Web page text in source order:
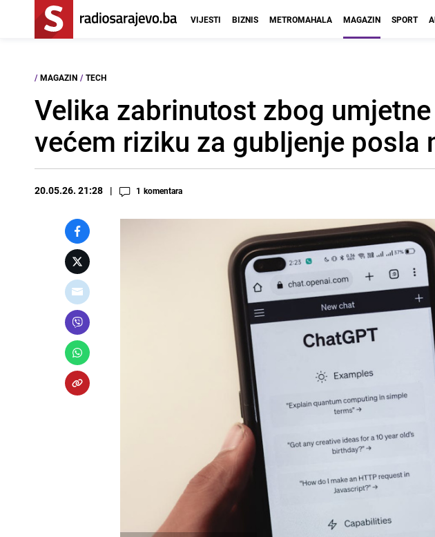
VIJESTI BIZNIS METROMAHALA MAGAZIN SPORT
/ MAGAZIN / TECH
Velika zabrinutost zbog
većem riziku za gubljenje posla
20.05.26. 21:28 1 komentara